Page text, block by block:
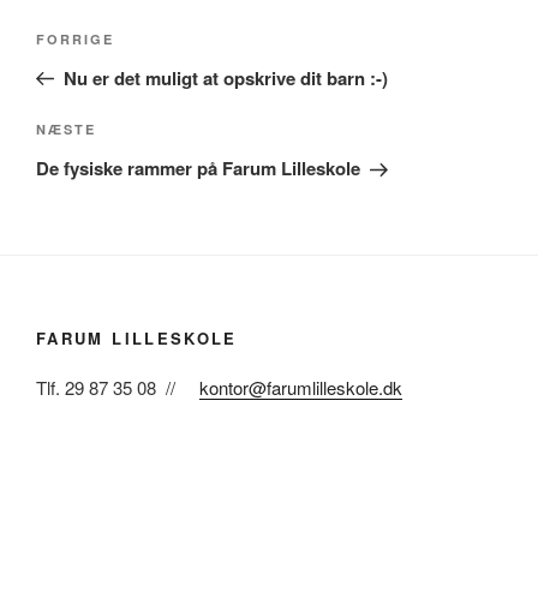
Indlægsnavigation
Forrige
indlæg
FORRIGE
Nu er det muligt at opskrive dit barn :-)
Næste
indlæg
NÆSTE
De fysiske rammer på Farum Lilleskole
FARUM LILLESKOLE
Tlf. 29 87 35 08 // kontor@farumlilleskole.dk